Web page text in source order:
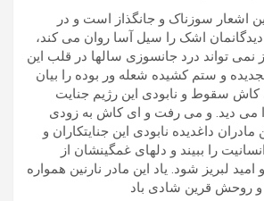
اشعار سوزناک و جانگذاز است و در
اشک را سیل آسا روان می کند،
نمی تواند درد جانسوزی سالها در قلب این
و ستم کشیده شعله ور بوده را بیان
کاش سقوط و نابودی این رژیم جنایت
می دید. و می رفت و ای کاش به زودی
مادران داغدیده نابودی این جنایتکاران و
را ببیند و دلهای غمگینشان از
لبریز شود. یاد این مادر نارنین همواره
روحش قرین شادی باد